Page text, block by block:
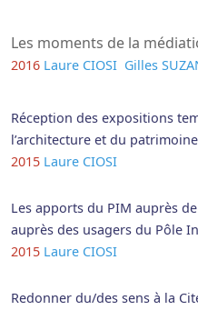
Les moments de la
2016 Laure CIOSI Gilles
Réception des expositions
l’architecture et du
2015 Laure CIOSI
Les apports du PIM auprès
auprès des usagers du Pôle
2015 Laure CIOSI
Redonner du/des sens à la